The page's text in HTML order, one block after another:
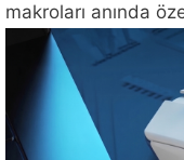
makroları anında